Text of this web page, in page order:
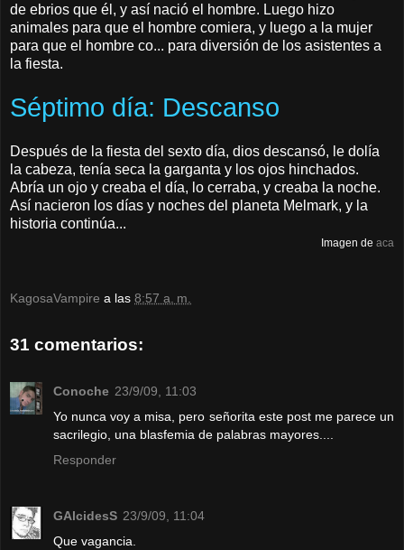
de ebrios que él, y así nació el hombre. Luego hizo
animales para que el hombre comiera, y luego a la mujer
para que el hombre co... para diversión de los asistentes a
la fiesta.
Séptimo día: Descanso
Después de la fiesta del sexto día, dios descansó, le dolía
la cabeza, tenía seca la garganta y los ojos hinchados.
Abría un ojo y creaba el día, lo cerraba, y creaba la noche.
Así nacieron los días y noches del planeta Melmark, y la
historia continúa...
Imagen de aca
KagosaVampire a las 8:57 a. m.
31 comentarios:
Conoche 23/9/09, 11:03
Yo nunca voy a misa, pero señorita este post me parece un
sacrilegio, una blasfemia de palabras mayores....
Responder
GAlcidesS 23/9/09, 11:04
Que vagancia.